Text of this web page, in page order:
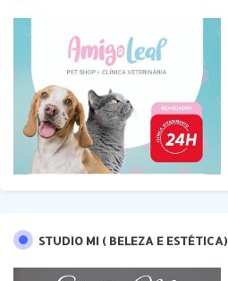
STUDIO MI ( BELEZA E ESTÉTICA)